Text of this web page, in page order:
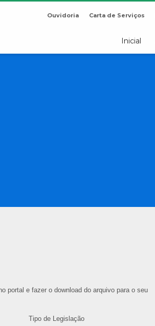
Ouvidoria Carta de Serviços
Inicial
portal e fazer o download do arquivo para o seu
Tipo de Legislação